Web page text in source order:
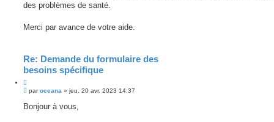
des problèmes de santé.
Merci par avance de votre aide.
Re: Demande du formulaire des
besoins spécifique
M
s
paroceana » jeu. 20 avr. 2023 14:37
Bonjour à vous,